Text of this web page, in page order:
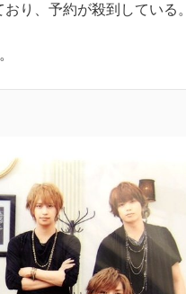
り、予約が殺到している。